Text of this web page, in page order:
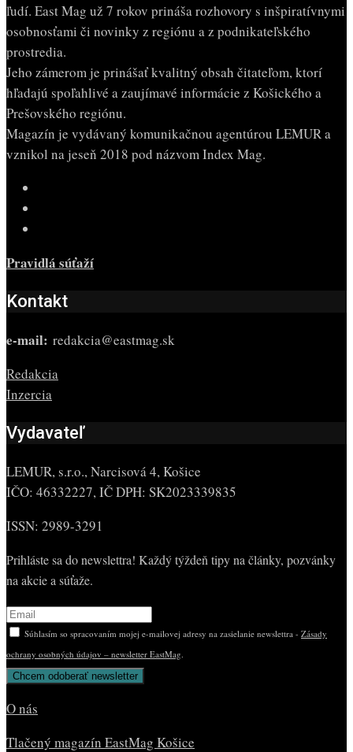
ľudí. East Mag už 7 rokov prináša rozhovory s inšpiratívnymi
osobnosťami či novinky z regiónu a z podnikateľského
prostredia.
Jeho zámerom je prinášať kvalitný obsah čitateľom, ktorí
hľadajú spoľahlivé a zaujímavé informácie z Košického a
Prešovského regiónu.
Magazín je vydávaný komunikačnou agentúrou LEMUR a
vznikol na jeseň 2018 pod názvom Index Mag.
Pravidlá súťaží
Kontakt
e-mail: redakcia@eastmag.sk
Redakcia
Inzercia
Vydavateľ
LEMUR, s.r.o., Narcisová 4, Košice
IČO: 46332227, IČ DPH: SK2023339835
ISSN: 2989-3291
Prihláste sa do newslettra! Každý týždeň tipy na články, pozvánky
na akcie a súťaže.
Súhlasím so spracovaním mojej e-mailovej adresy na zasielanie newslettra - Zásady
ochrany osobných údajov – newsletter EastMag
O nás
Tlačený magazín EastMag Košice